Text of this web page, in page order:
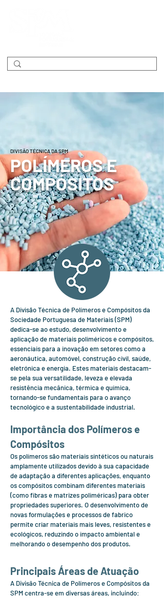
DIVISÃO TÉCNICA DA SPM
POLÍMEROS E
COMPÓSITOS
A Divisão Técnica de Polímeros e Compósitos da
Sociedade Portuguesa de Materiais (SPM)
dedica-se ao estudo, desenvolvimento e
aplicação de materiais poliméricos e compósitos,
essenciais para a inovação em setores como a
aeronáutica, automóvel, construção civil, saúde,
eletrónica e energia. Estes materiais destacam-
se pela sua versatilidade, leveza e elevada
resistência mecânica, térmica e química,
tornando-se fundamentais para o avanço
tecnológico e a sustentabilidade industrial.
Importância dos Polímeros e
Compósitos
Os polímeros são materiais sintéticos ou naturais
amplamente utilizados devido à sua capacidade
de adaptação a diferentes aplicações, enquanto
os compósitos combinam diferentes materiais
(como fibras e matrizes poliméricas) para obter
propriedades superiores. O desenvolvimento de
novas formulações e processos de fabrico
permite criar materiais mais leves, resistentes e
ecológicos, reduzindo o impacto ambiental e
melhorando o desempenho dos produtos.
Principais Áreas de Atuação
A Divisão Técnica de Polímeros e Compósitos da
SPM centra-se em diversas áreas, incluindo: